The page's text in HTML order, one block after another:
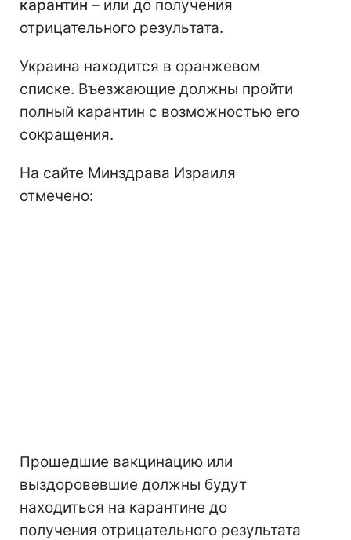
карантин – или до получения
отрицательного результата.
Украина находится в оранжевом
списке. Въезжающие должны пройти
полный карантин с возможностью его
сокращения.
На сайте Минздрава Израиля
отмечено:
Прошедшие вакцинацию или
выздоровевшие должны будут
находиться на карантине до
получения отрицательного результата